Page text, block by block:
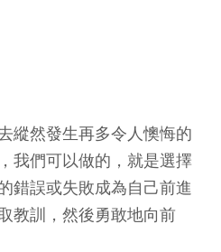
縱然發生再多令人懊悔的
我們可以做的，就是選擇
錯誤或失敗成為自己前進
教訓，然後勇敢地向前